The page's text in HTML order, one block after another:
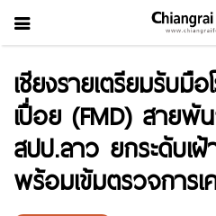
เชียงรายเตรียมรับมือ
เปื่อย (FMD) สายพั
สปป.ลาว ยกระดับเฝ้
พร้อมเข้มตรวจการ